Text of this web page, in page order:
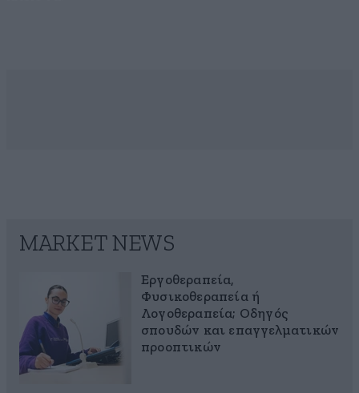
MARKET NEWS
Εργοθεραπεία,
Φυσικοθεραπεία ή
Λογοθεραπεία; Οδηγός
σπουδών και επαγγελματικών
προοπτικών